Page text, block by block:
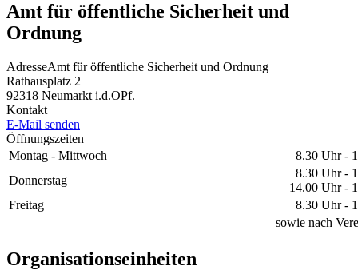
Amt für öffentliche Sicherheit und
Ordnung
AdresseAmt für öffentliche Sicherheit und Ordnung
Rathausplatz 2
92318 Neumarkt i.d.OPf.
Kontakt
E-Mail senden
Öffnungszeiten
Montag - Mittwoch
8.30 Uhr -
Donnerstag
8.30 Uhr -
14.00 Uhr -
Freitag
8.30 Uhr -
sowie nach
Organisationseinheiten